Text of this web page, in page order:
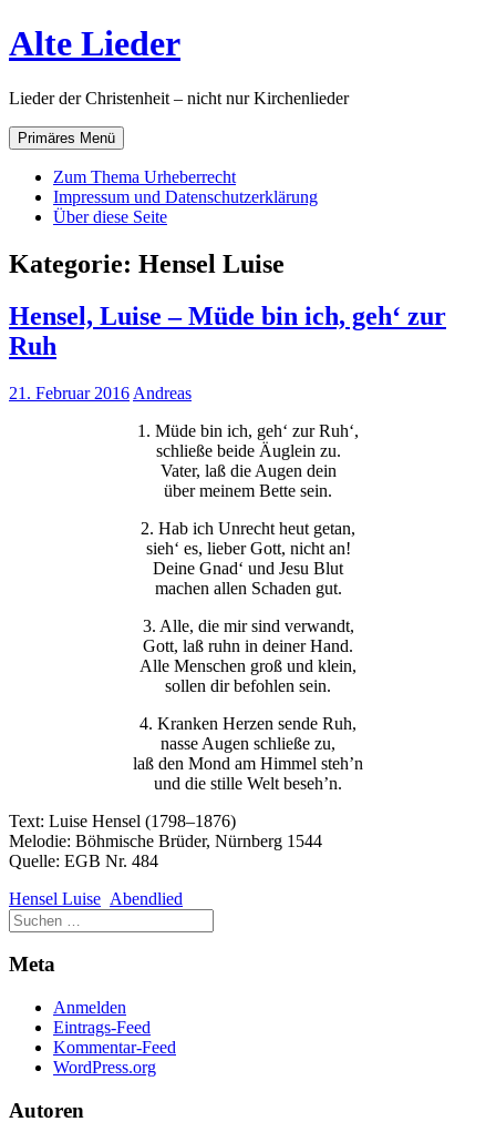
Zum
Inhalt
Alte Lieder
Lieder der Christenheit – nicht nur Kirchenlieder
Primäres Menü
Zum Thema Urheberrecht
Impressum und Datenschutzerklärung
Über diese Seite
Kategorie: Hensel Luise
Hensel, Luise – Müde bin ich, geh‘ zur
Ruh
21. Februar 2016 Andreas
1. Müde bin ich, geh‘ zur Ruh‘,
schließe beide Äuglein zu.
Vater, laß die Augen dein
über meinem Bette sein.
2. Hab ich Unrecht heut getan,
sieh‘ es, lieber Gott, nicht an!
Deine Gnad‘ und Jesu Blut
machen allen Schaden gut.
3. Alle, die mir sind verwandt,
Gott, laß ruhn in deiner Hand.
Alle Menschen groß und klein,
sollen dir befohlen sein.
4. Kranken Herzen sende Ruh,
nasse Augen schließe zu,
laß den Mond am Himmel steh’n
und die stille Welt beseh’n.
Text: Luise Hensel (1798–1876)
Melodie: Böhmische Brüder, Nürnberg 1544
Quelle: EGB Nr. 484
Hensel Luise Abendlied
Meta
Anmelden
Eintrags-Feed
Kommentar-Feed
WordPress.org
Autoren
funktioniert.
Statistik
Mit diesen
Cookies
Funktionsweise
der Website
auf Basis der
Nutzung
verbessern.